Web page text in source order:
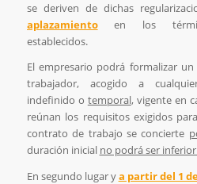
se deriven de dichas
aplazamientoen los
establecidos.
El empresario podrá formalizar
trabajador, acogido a
indefinido o temporal, vigente en
reúnan los requisitos exigidos
contrato de trabajo se concierte
duración inicial no podrá ser inferior
En segundo lugar ya partir del 1